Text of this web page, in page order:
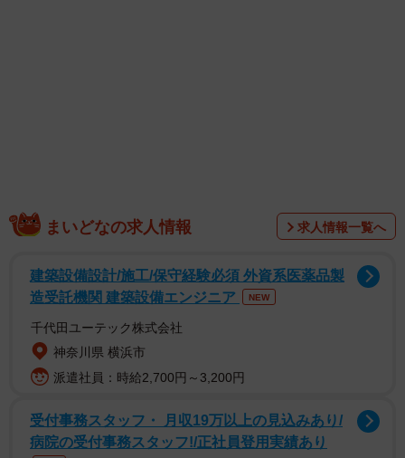
まいどなの求人情報 求人情報一覧へ
建築設備設計/施工/保守経験必須 外資系医薬品製
造受託機関 建築設備エンジニア
NEW
千代田ユーテック株式会社
神奈川県 横浜市
派遣社員：時給2,700円～3,200円
受付事務スタッフ・ 月収19万以上の見込みあり/
病院の受付事務スタッフ!/正社員登用実績あり